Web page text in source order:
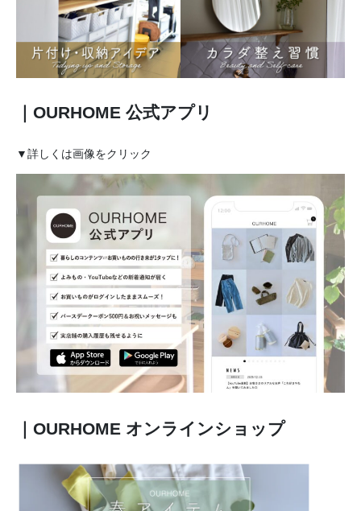
｜OURHOME 公式アプリ
▼詳しくは画像をクリック
｜OURHOME オンラインショップ